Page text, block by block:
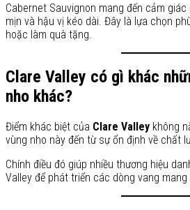
Cabernet Sauvignon mang đến cảm
mịn và hậu vị kéo dài. Đây là lựa chọn
hoặc làm quà tặng.
Clare Valley có gì khác
nho khác?
Điểm khác biệt của Clare Valley không
vùng nho này đến từ sự ổn định về chất
Chính điều đó giúp nhiều thương hiệu
Valley để phát triển các dòng vang